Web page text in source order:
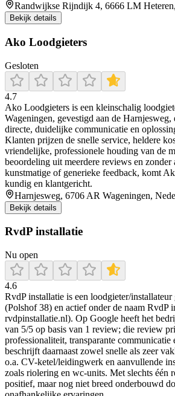
Randwijkse Rijndijk 4, 6666 LM
Bekijk details
Ako Loodgieters
Gesloten
4.7
Ako Loodgieters is een kleinschalig
Wageningen, gevestigd aan de
directe, duidelijke communicatie en
Klanten prijzen de snelle service, heldere
vriendelijke, professionele houding van de
beoordeling uit meerdere reviews en
kunstmatige of generieke feedback, komt
kundig en klantgericht.
Harnjesweg, 6706 AR Wageningen,
Bekijk details
RvdP installatie
Nu open
4.6
RvdP installatie is een loodgieter/
(Polshof 38) en actief onder de naam RvdP
rvdpinstallatie.nl). Op Google heeft het
van 5/5 op basis van 1 review; die review
professionaliteit, transparante communicatie
beschrijft daarnaast zowel snelle als zeer
o.a. CV-ketel/leidingwerk en aanvullende
zoals riolering en wc-units. Met slechts één
positief, maar nog niet breed onderbouwd